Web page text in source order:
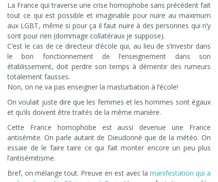
La France qui traverse une crise homophobe sans précédent fait
tout ce qui est possible et imaginable pour nuire au maximum
aux LGBT, même si pour ça il faut nuire à des personnes qui n’y
sont pour rien (dommage collatéraux je suppose).
C’est le cas de ce directeur d’école qui, au lieu de s’investir dans
le bon fonctionnement de l’enseignement dans son
établissement, doit perdre son temps à démentir des rumeurs
totalement fausses.
Non, on ne va pas enseigner la masturbation à l’école!
On voulait juste dire que les femmes et les hommes sont égaux
et qu’ils doivent être traités de la même manière.
Cette France homophobe est aussi devenue une France
antisémite. On parle autant de Dieudonné que de la météo. On
essaie de le faire taire ce qui fait monter encore un peu plus
l’antisémitisme.
Bref, on mélange tout. Preuve en est avec la manifestation qui a